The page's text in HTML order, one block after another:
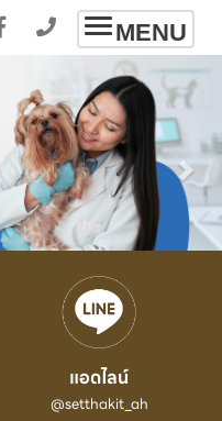
Toggle
navigation
MENU
แอดไลน์
@setthakit_ah